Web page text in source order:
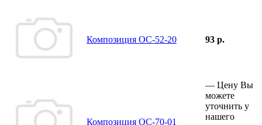
Композиция ОС-52-20 93 р.
Композиция ОС-70-01
— Цену Вы
можете
уточнить у
нашего